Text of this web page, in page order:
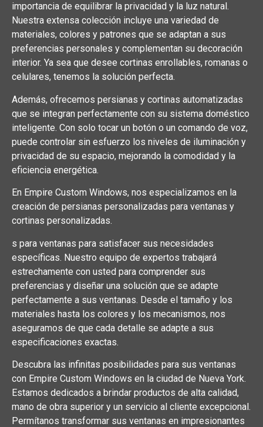
importancia de equilibrar la privacidad y la luz natural.
Nuestra extensa colección incluye una variedad de
materiales, colores y patrones que se adaptan a sus
preferencias personales y complementan su decoración
interior. Ya sea que desee cortinas enrollables, romanas o
celulares, tenemos la solución perfecta.
Además, ofrecemos persianas y cortinas automatizadas
que se integran perfectamente con su sistema doméstico
inteligente. Con solo tocar un botón o un comando de voz,
puede controlar sin esfuerzo los niveles de iluminación y
privacidad de su espacio, mejorando la comodidad y la
eficiencia energética.
En Empire Custom Windows, nos especializamos en la
creación de persianas personalizadas para ventanas y
cortinas personalizadas.
s para ventanas para satisfacer sus necesidades
específicas. Nuestro equipo de expertos trabajará
estrechamente con usted para comprender sus
preferencias y diseñar una solución que se adapte
perfectamente a sus ventanas. Desde el tamaño y los
materiales hasta los colores y los mecanismos, nos
aseguramos de que cada detalle se adapte a sus
especificaciones exactas.
Descubra las infinitas posibilidades para sus ventanas
con Empire Custom Windows en la ciudad de Nueva York.
Estamos dedicados a brindar productos de alta calidad,
mano de obra superior y un servicio al cliente excepcional.
Permítanos transformar sus ventanas en impresionantes